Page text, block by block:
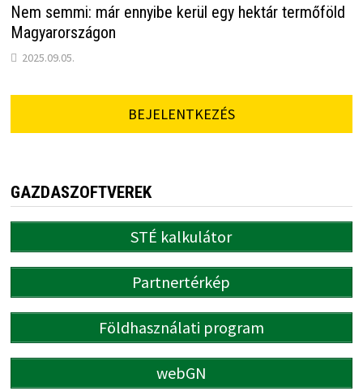
Nem semmi: már ennyibe kerül egy hektár termőföld
Magyarországon
2025.09.05.
BEJELENTKEZÉS
GAZDASZOFTVEREK
STÉ kalkulátor
Partnertérkép
Földhasználati program
webGN